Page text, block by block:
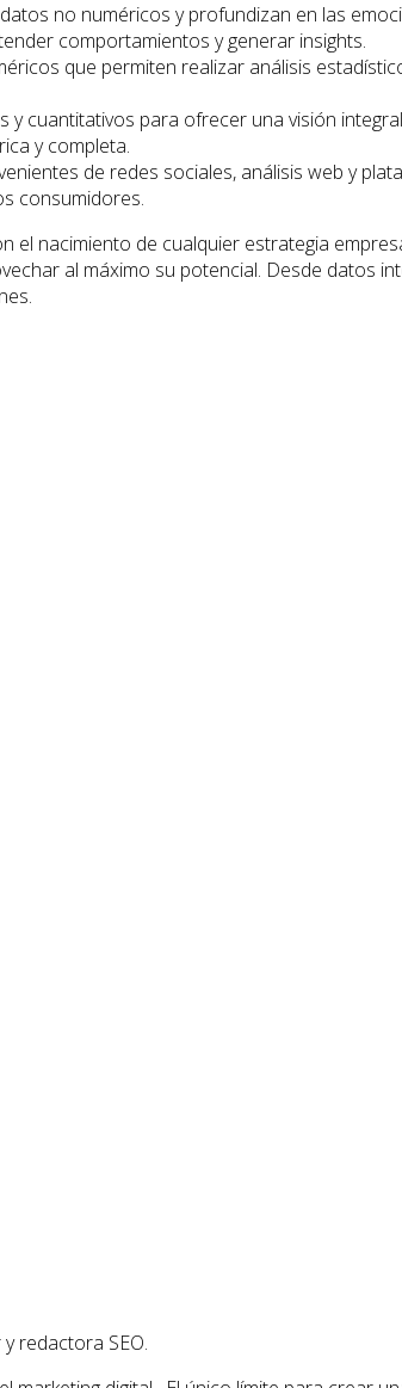
no numéricos y profundizan en las
comportamientos y generar insights.
que permiten realizar análisis
y cuantitativos para ofrecer una visión
y completa.
de redes sociales, análisis web y
consumidores.
el nacimiento de cualquier estrategia
al máximo su potencial. Desde datos
redactora SEO.